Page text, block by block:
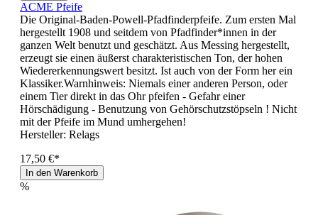
ACME Pfeife
Die Original-Baden-Powell-Pfadfinderpfeife. Zum ersten Mal
hergestellt 1908 und seitdem von Pfadfinder*innen in der
ganzen Welt benutzt und geschätzt. Aus Messing hergestellt,
erzeugt sie einen äußerst charakteristischen Ton, der hohen
Wiedererkennungswert besitzt. Ist auch von der Form her ein
Klassiker.Warnhinweis: Niemals einer anderen Person, oder
einem Tier direkt in das Ohr pfeifen - Gefahr einer
Hörschädigung - Benutzung von Gehörschutzstöpseln ! Nicht
mit der Pfeife im Mund umhergehen!
Hersteller: Relags
17,50 €*
In den Warenkorb
%